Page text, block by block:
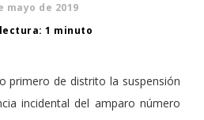
mayo de 2019
1 minuto
primero de distrito la suspensión
incidental del amparo número